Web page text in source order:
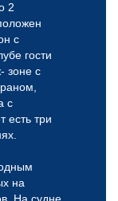
2
с
гости
зоне с
с
есть три
на